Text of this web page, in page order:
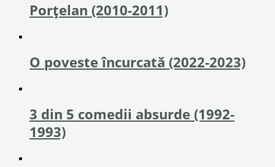
Porțelan (2010-2011)
O poveste încurcată (2022-2023)
3 din 5 comedii absurde (1992-
1993)